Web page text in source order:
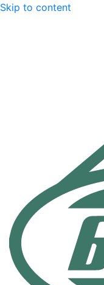
Skip to content